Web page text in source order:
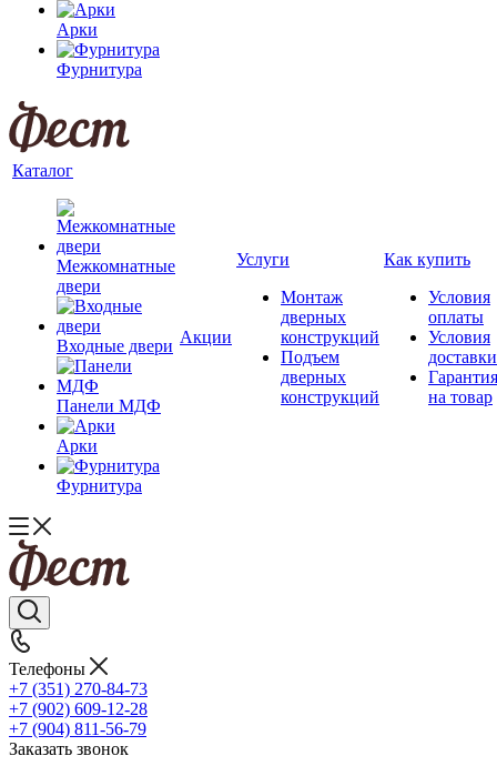
Арки
Фурнитура
Каталог
Межкомнатные
двери
Входные двери
Панели МДФ
Арки
Фурнитура
Акции
Услуги
Монтаж
дверных
конструкций
Подъем
дверных
конструкций
Как купить
Условия
оплаты
Условия
доставки
Гарантия
на товар
Телефоны
+7 (351) 270-84-73
+7 (902) 609-12-28
+7 (904) 811-56-79
Заказать звонок